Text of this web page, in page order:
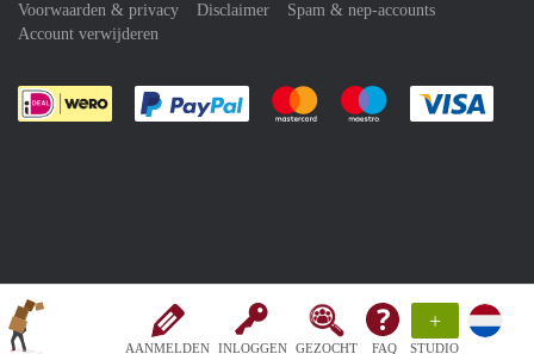
AANMELDEN INLOGGEN GEZOCHT FAQ
+
STUDIO
Voorwaarden & privacy
Disclaimer
Spam & nep-accounts
Account verwijderen
Je rekent gemakkelijk af met Paypal
Je rekent gemakkelijk af met
Je rekent